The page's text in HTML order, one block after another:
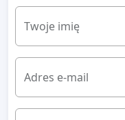
Twoje imię
Adres e-mail